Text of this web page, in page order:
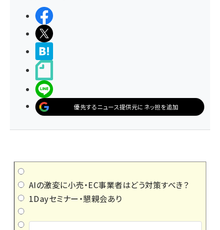
優先するニュース提供元にネッ担を追加
AIの激変に小売・EC事業者はどう対策すべき？
1Dayセミナー・懇親会あり